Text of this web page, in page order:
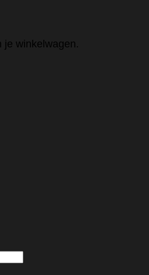
je winkelwagen.